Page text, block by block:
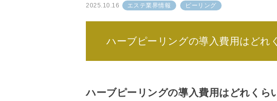
2025.10.16 エステ業界情報 ピーリング
ハーブピーリングの導入費用はどれ
ハーブピーリングの導入費用はどれくら